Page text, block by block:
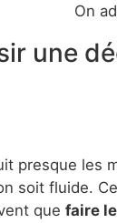
On
une
presque les
soit fluide.
que faire